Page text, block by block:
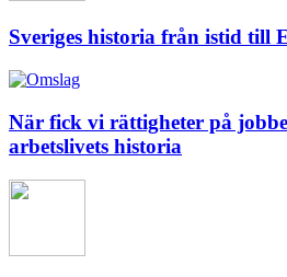
Sveriges historia från istid till
När fick vi rättigheter på
arbetslivets historia